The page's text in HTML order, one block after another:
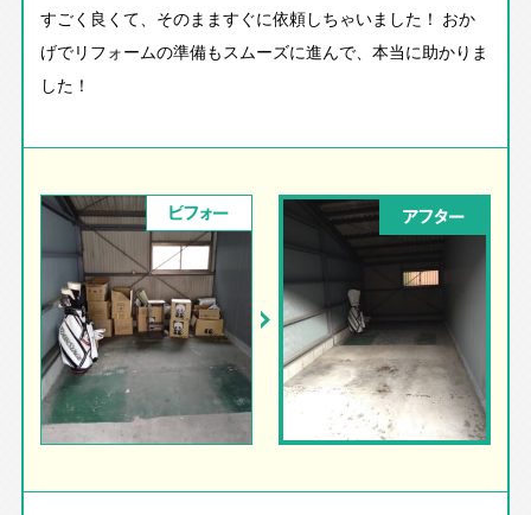
すごく良くて、そのまますぐに依頼しちゃいました！ おか
げでリフォームの準備もスムーズに進んで、本当に助かりま
した！
ビフォー アフター